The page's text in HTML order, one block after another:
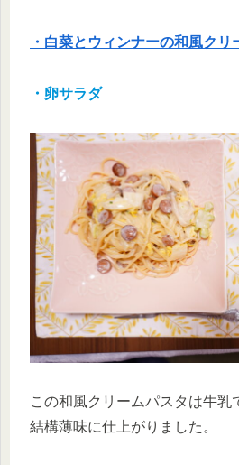
・白菜とウィンナーの和風クリ
・卵サラダ
この和風クリームパスタは牛乳
結構薄味に仕上がりました。